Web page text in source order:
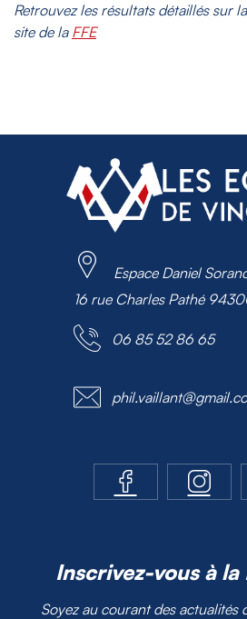
Retrouvez les résultats détaillés sur
site de la FFE
Espace Daniel
16 rue Charles Pathé
06 85 52 86 65
Inscrivez-vous à
Soyez au courant des actualités